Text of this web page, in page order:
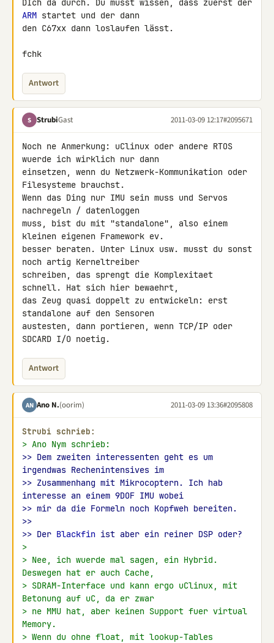
ARM startet und der dann
den C67xx dann loslaufen lässt.
fchk
Antwort
S StrubiGast 2011-03-09 12:17#2095671
Noch ne Anmerkung: uClinux oder andere RTOS
wuerde ich wirklich nur dann
einsetzen, wenn du Netzwerk-Kommunikation oder
Filesysteme brauchst.
Wenn das Ding nur IMU sein muss und Servos
nachregeln / datenloggen
muss, bist du mit "standalone", also einem
kleinen eigenen Framework ev.
besser beraten. Unter Linux usw. musst du sonst
noch artig Kerneltreiber
schreiben, das sprengt die Komplexitaet
schnell. Hat sich hier bewaehrt,
das Zeug quasi doppelt zu entwickeln: erst
standalone auf den Sensoren
austesten, dann portieren, wenn TCP/IP oder
SDCARD I/O noetig.
Antwort
AN Ano N.(oorim) 2011-03-09 13:36#2095808
Strubi schrieb:
> Ano Nym schrieb:
>> Dem zweiten interessenten geht es um
irgendwas Rechenintensives im
>> Zusammenhang mit Mikrocoptern. Ich hab
interesse an einem 9DOF IMU wobei
>> mir da die Formeln noch Kopfweh bereiten.
>>
>> Der Blackfin ist aber ein reiner DSP oder?
>
> Nee, ich wuerde mal sagen, ein Hybrid.
Deswegen hat er auch Cache,
> SDRAM-Interface und kann ergo uClinux, mit
Betonung auf uC, da er zwar
> ne MMU hat, aber keinen Support fuer virtual
Memory.
> Wenn du ohne float, mit lookup-Tables